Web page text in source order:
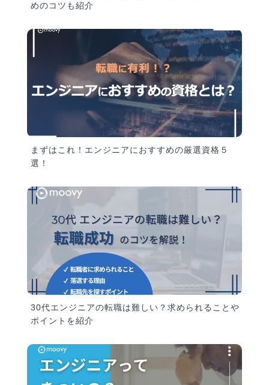
めのコツも紹介
まずはこれ！エンジニアにおすすめの厳選資格５
選！
30代エンジニアの転職は難しい？求められることや
ポイントを紹介